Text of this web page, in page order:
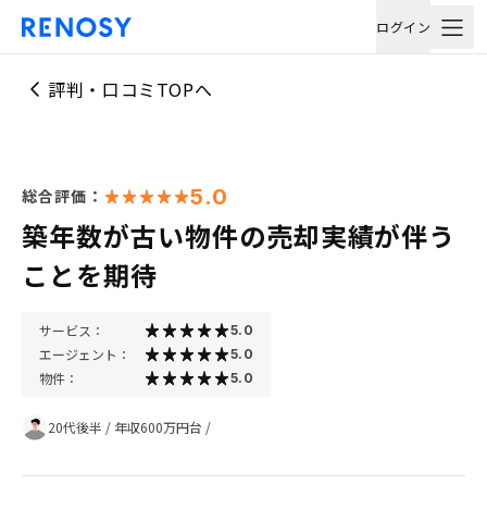
ログイン
評判・口コミTOPへ
総合評価： 5.0
築年数が古い物件の売却実績が伴う
ことを期待
サービス： 5.0
エージェント： 5.0
物件： 5.0
20代後半 / 年収600万円台 /